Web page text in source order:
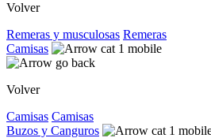
Volver
Remeras y musculosas Remeras
Camisas
Volver
Camisas Camisas
Buzos y Canguros